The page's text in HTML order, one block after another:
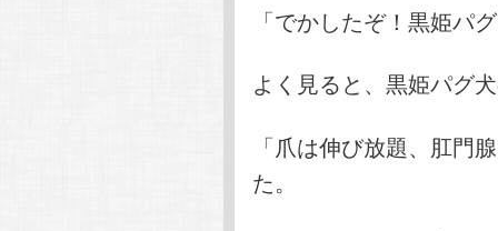
「でかしたぞ！黒姫パ
よく見ると、黒姫パグ
「爪は伸び放題、肛門
た。